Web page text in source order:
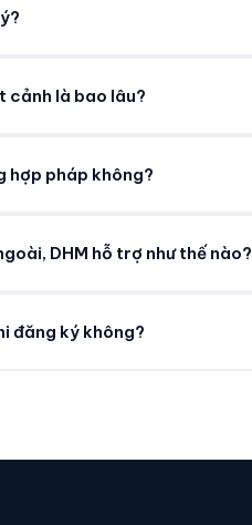
cảnh là bao lâu?
hợp pháp không?
DHM hỗ trợ như thế nào?
đăng ký không?